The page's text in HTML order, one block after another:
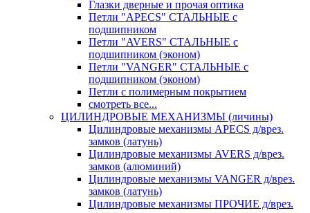
Глазки дверные и прочая оптика
Петли "APECS" СТАЛЬНЫЕ с
подшипником
Петли "AVERS" СТАЛЬНЫЕ с
подшипником (эконом)
Петли "VANGER" СТАЛЬНЫЕ с
подшипником (эконом)
Петли с полимерным покрытием
смотреть все...
ЦИЛИНДРОВЫЕ МЕХАНИЗМЫ (личины)
Цилиндровые механизмы APECS д/врез.
замков (латунь)
Цилиндровые механизмы AVERS д/врез.
замков (алюминий)
Цилиндровые механизмы VANGER д/врез.
замков (латунь)
Цилиндровые механизмы ПРОЧИЕ д/врез.